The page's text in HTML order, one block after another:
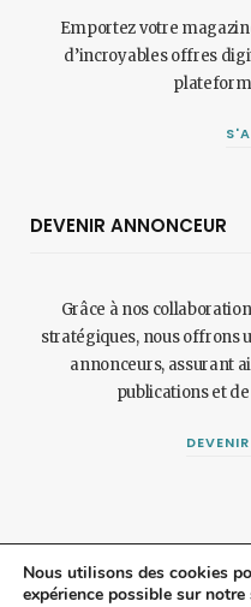
Emportez votre
d’incroyables offres
DEVENIR ANNONCEUR
Grâce à nos
stratégiques, nous offrons
annonceurs, assurant
publications et
Nous utilisons des cookies
expérience possible sur